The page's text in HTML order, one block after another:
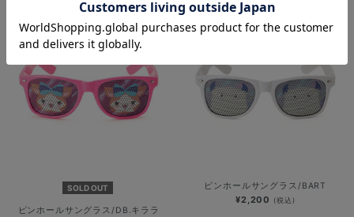
SOLD OUT
ピンホールサングラス/DB.キララ
ピンホールサングラス/BART
¥2,200 (税込)